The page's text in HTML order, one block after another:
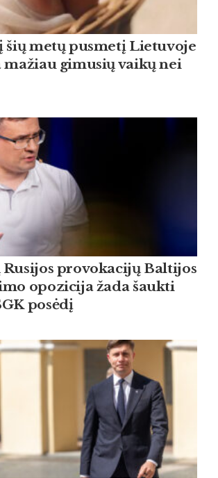
šių metų pusmetį Lietuvoje
gimusių vaikų nei
provokacijų Baltijos
opozicija žada šaukti
posėdį